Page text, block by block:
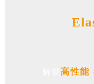
解锁高性能